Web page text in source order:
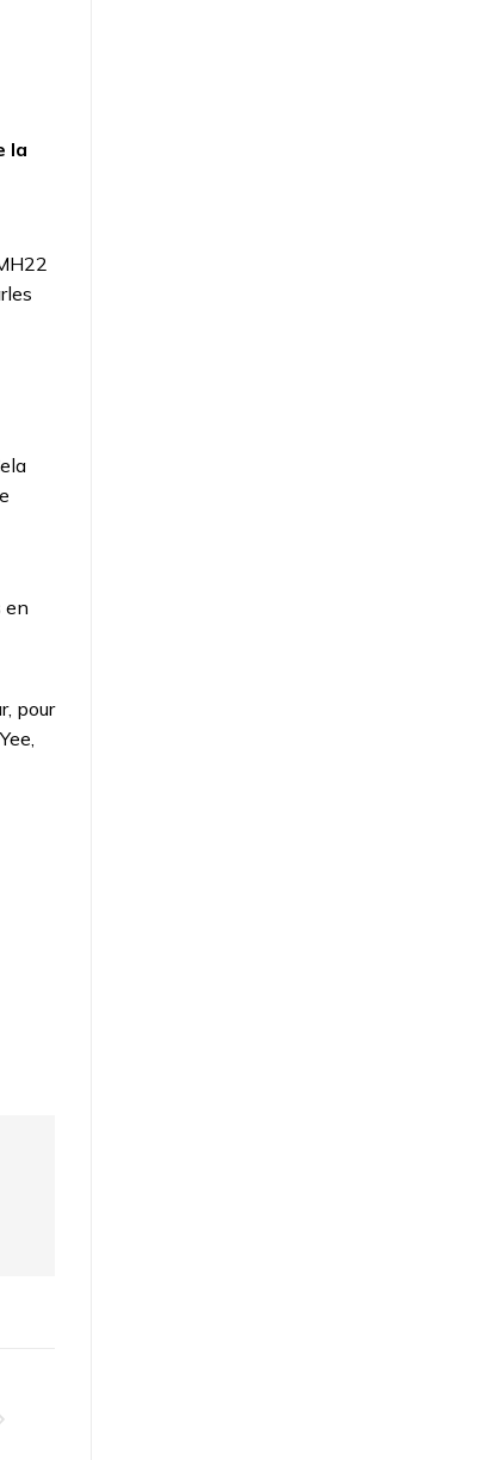
la
en
pour